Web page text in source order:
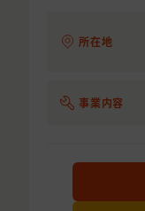
所在地
事業内容